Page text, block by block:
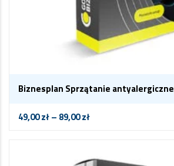
Biznesplan Sprzątanie antyalergiczne
49,00zł– 89,00zł